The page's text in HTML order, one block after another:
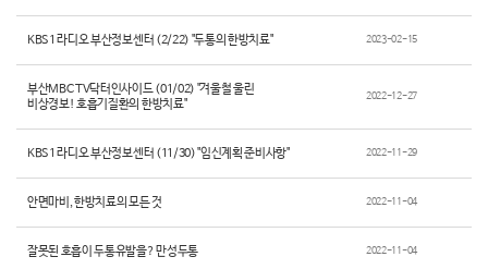
KBS1 라디오 부산정보센터 (2/22) "두통의 한방치료" 2023-02-15
부산MBC TV닥터인사이드 (01/02) "겨울철 울린
비상경보! 호흡기질환의 한방치료"
2022-12-27
KBS1 라디오 부산정보센터 (11/30) "임신계획 준비사항" 2022-11-29
안면마비, 한방치료의 모든 것 2022-11-04
잘못된 호흡이 두통유발을? 만성두통 2022-11-04